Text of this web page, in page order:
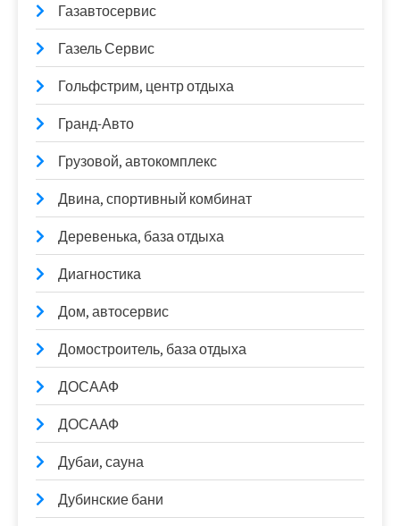
Газавтосервис
Газель Сервис
Гольфстрим, центр отдыха
Гранд-Авто
Грузовой, автокомплекс
Двина, спортивный комбинат
Деревенька, база отдыха
Диагностика
Дом, автосервис
Домостроитель, база отдыха
ДОСААФ
ДОСААФ
Дубаи, сауна
Дубинские бани